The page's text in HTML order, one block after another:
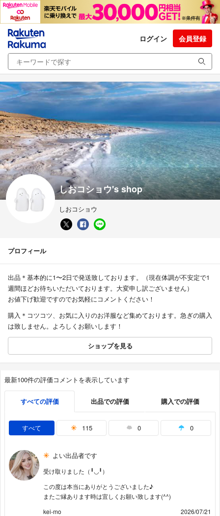
ログイン 会員登録
しおコショウ's shop
しおコショウ
プロフィール
出品＊基本的に1〜2日で発送致しております。（現在体調が不安定で1
週間ほどお待ちいただいております。大変申し訳ございません）
お値下げ歓迎ですのでお気軽にコメントください！
購入＊コツコツ、お気に入りのお洋服など集めております。急ぎの購入
は致しません。よろしくお願いします！
ショップを見る
最新100件の評価コメントを表示しています
すべての評価 出品での評価 購入での評価
すべて 115 0 0
よい出品者です
受け取りました（╹◡╹）
この度は本当にありがとうございました♪
またご縁あります時は宜しくお願い致します(^^)
kei-mo
2026/07/21